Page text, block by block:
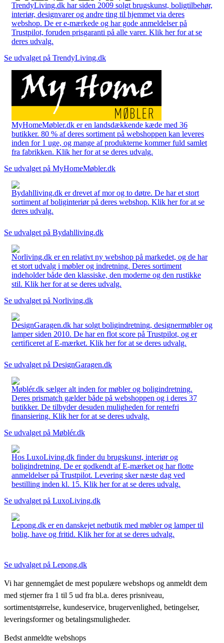
TrendyLiving.dk har siden 2009 solgt brugskunst, boligtilbehør,
interiør, designvarer og andre ting til hjemmet via deres
webshop. De er e-mærkede og har gode anmeldelser på
Trustpilot, foruden prisgaranti på alle varer. Klik her for at se
deres udvalg.
Se udvalget på TrendyLiving.dk
MyHomeMøbler.dk er en landsdækkende kæde med 36
butikker. 80 % af deres sortiment på webshoppen kan leveres
inden for 1 uge, og mange af produkterne kommer fuld samlet
fra fabrikken. Klik her for at se deres udvalg.
Se udvalget på MyHomeMøbler.dk
Bydahlliving.dk er drevet af mor og to døtre. De har et stort
sortiment af boliginteriør på deres webshop. Klik her for at se
deres udvalg.
Se udvalget på Bydahlliving.dk
Norliving.dk er en relativt ny webshop på markedet, og de har
et stort udvalg i møbler og indretning. Deres sortiment
indeholder både den klassiske, den moderne og den rustikke
stil. Klik her for at se deres udvalg.
Se udvalget på Norliving.dk
DesignGaragen.dk har solgt boligindretning, designermøbler og
lamper siden 2010. De har en flot score på Trustpilot, og er
certificeret af E-mærket. Klik her for at se deres udvalg.
Se udvalget på DesignGaragen.dk
Møblér.dk sælger alt inden for møbler og boligindretning.
Deres prismatch gælder både på webshoppen og i deres 37
butikker. De tilbyder desuden muligheden for rentefri
finansiering. Klik her for at se deres udvalg.
Se udvalget på Møblér.dk
Hos LuxoLiving.dk finder du brugskunst, interiør og
boligindretning. De er godkendt af E-mærket og har flotte
anmeldelser på Trustpilot. Levering sker næste dag ved
bestilling inden kl. 15. Klik her for at se deres udvalg.
Se udvalget på LuxoLiving.dk
Lepong.dk er en danskejet netbutik med møbler og lamper til
bolig, have og fritid. Klik her for at se deres udvalg.
Se udvalget på Lepong.dk
Vi har gennemgået de mest populære webshops og anmeldt dem
med stjerner fra 1 til 5 ud fra bl.a. deres prisniveau,
sortimentstørrelse, kundeservice, brugervenlighed, betingelser,
leveringsformer og betalingsmuligheder.
Bedst anmeldte webshops